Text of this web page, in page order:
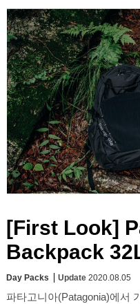
[First Look]
Backpack
Day Packs Update 2020.08.05
파타고니아(Patagonia)에서